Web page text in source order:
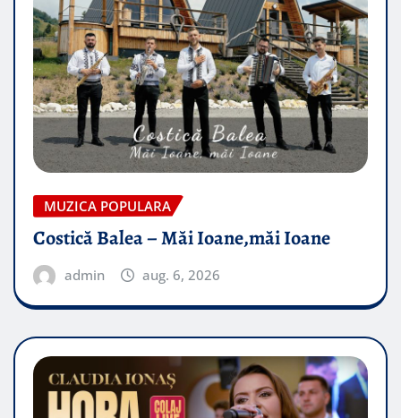
MUZICA POPULARA
Costică Balea – Măi Ioane,măi Ioane
admin aug. 6, 2026